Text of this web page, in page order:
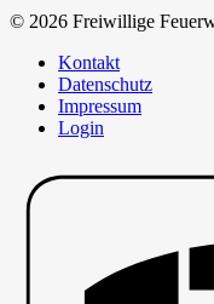
© 2026 Freiwillige
Kontakt
Datenschutz
Impressum
Login